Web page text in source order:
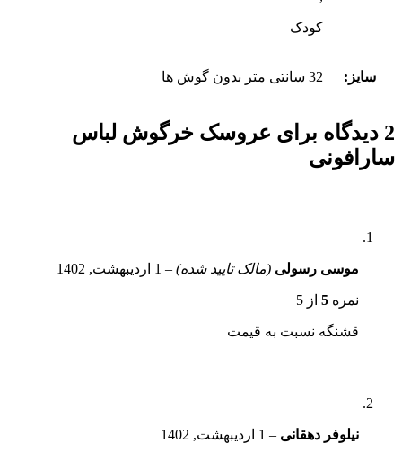
کودک
سایز: 32 سانتی متر بدون گوش ها
2 دیدگاه برای
عروسک خرگوش لباس
سارافونی
موسی رسولی (مالک تایید شده) – 1 اردیبهشت, 1402
نمره 5 از 5
قشنگه نسبت به قیمت
نیلوفر دهقانی – 1 اردیبهشت, 1402